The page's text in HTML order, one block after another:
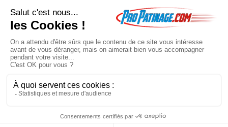
Mon compte
Mon panier
Paiement en 4x sans frais
cookies à des fins statistiques et commerciales.